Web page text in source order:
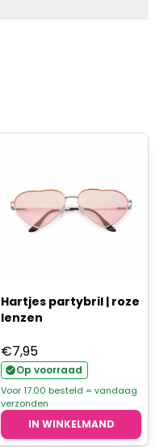
Hartjes partybril | roze
lenzen
€7,95
Op voorraad
Voor 17.00 besteld = vandaag
verzonden
IN WINKELMAND